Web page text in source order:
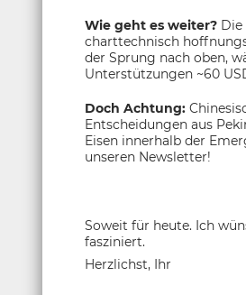
Wie geht es weiter? Die
charttechnisch
der Sprung nach oben,
Unterstützungen ~60
Doch Achtung:
Entscheidungen aus
Eisen innerhalb der
unseren Newsletter!
Soweit für heute. Ich
fasziniert.
Herzlichst, Ihr